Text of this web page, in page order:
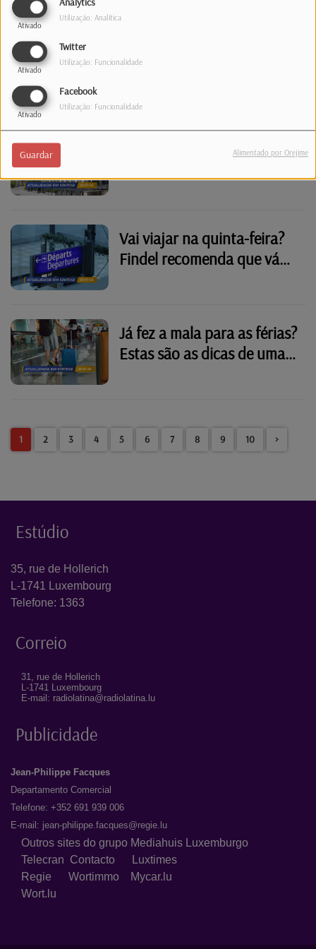
Analytics
Ativado
Utilização: Analítica
Twitter
Ativado
Utilização: Funcionalidade
Facebook
Ativado
Utilização: Funcionalidade
Guardar Alimentado por Orejime
muito calor
queda de árvores e não é
Cerca de 40% chumbam no
Sproochentest. Saiba que
tipo de perguntas podem
Vai viajar na quinta-feira?
Findel recomenda que vá
Já fez a mala para as férias?
Estas são as dicas de uma
1 2 3 4 5 6 7 8 9 10 >
Estúdio
35, rue de Hollerich
L-1741 Luxembourg
Telefone: 1363
Correio
31, rue de Hollerich
L-1741 Luxembourg
E-mail: radiolatina@radiolatina.lu
Publicidade
Jean-Philippe Facques
Departamento Comercial
Telefone: +352 691 939 006
E-mail: jean-philippe.facques@regie.lu
Outros sites do grupo Mediahuis Luxemburgo
Telecran Contacto
Luxtimes
Regie Wortimmo
Mycar.lu
Wort.lu